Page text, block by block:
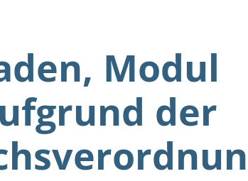
Modul
der